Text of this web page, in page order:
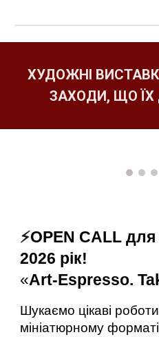
ХУДОЖНІ
ЗАХОДИ, ЩО
⚡️OPEN CALL
2026 рік!
«Art-Espresso.
Шукаємо цікаві
мініатюрному